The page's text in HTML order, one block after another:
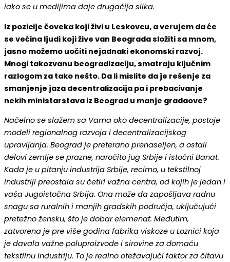
iako se u medijima daje drugačija slika.
Iz pozicije čoveka koji živi u Leskovcu, a verujem da će
se većina ljudi koji žive van Beograda složiti sa mnom,
jasno možemo uočiti nejadnaki ekonomski razvoj.
Mnogi takozvanu beogradizaciju, smatraju ključnim
razlogom za tako nešto. Da li mislite da je rešenje za
smanjenje jaza decentralizacija pa i prebacivanje
nekih ministarstava iz Beograd u manje gradaove?
Načelno se slažem sa Vama oko decentralizacije, postoje
modeli regionalnog razvoja i decentralizacijskog
upravljanja. Beograd je preterano prenaseljen, a ostali
delovi zemlje se prazne, naročito jug Srbije i istočni Banat.
Kada je u pitanju industrija Srbije, recimo, u tekstilnoj
industriji preostala su četiri važna centra, od kojih je jedan i
vaša Jugoistočna Srbija. Ona može da zapošljava radnu
snagu sa ruralnih i manjih gradskih područja, uključujući
pretežno žensku, što je dobar elemenat. Međutim,
zatvorena je pre više godina fabrika viskoze u Loznici koja
je davala važne poluproizvode i sirovine za domaću
tekstilnu industriju. To je realno otežavajući faktor za čitavu